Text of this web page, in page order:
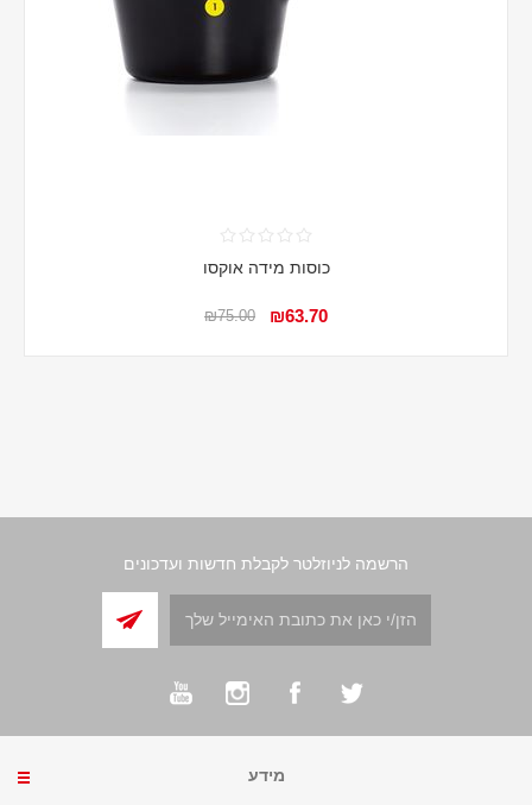
כוסות מידה אוקסו
₪63.70
₪75.00
הרשמה לניוזלטר לקבלת חדשות ועדכונים
מידע